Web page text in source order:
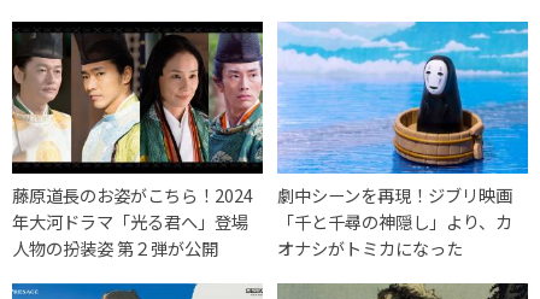
藤原道長のお姿がこちら！2024
年大河ドラマ「光る君へ」登場
人物の扮装姿 第２弾が公開
劇中シーンを再現！ジブリ映画
「千と千尋の神隠し」より、カ
オナシがトミカになった